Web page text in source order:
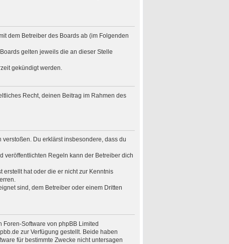
dem Betreiber des Boards ab (im Folgenden
gelten jeweils die an dieser Stelle
gekündigt werden.
Recht, deinen Beitrag im Rahmen des
Du erklärst insbesondere, dass du
veröffentlichten Regeln kann der Betreiber dich
erstellt hat oder die er nicht zur Kenntnis
sind, dem Betreiber oder einem Dritten
Foren-Software von phpBB Limited
zur Verfügung gestellt. Beide haben
für bestimmte Zwecke nicht untersagen